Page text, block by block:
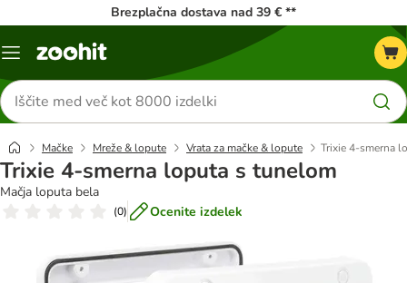
Brezplačna dostava nad 39 € **
Meni
Iskanje
izdelkov
Mačke Mreže & lopute Vrata za mačke & lopute Trixie 4-smerna
Trixie 4-smerna loputa s tunelom
Mačja loputa bela
(0) Ocenite izdelek